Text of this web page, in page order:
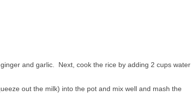
and garlic. Next, cook the rice by adding 2 cups water
out the milk) into the pot and mix well and mash the